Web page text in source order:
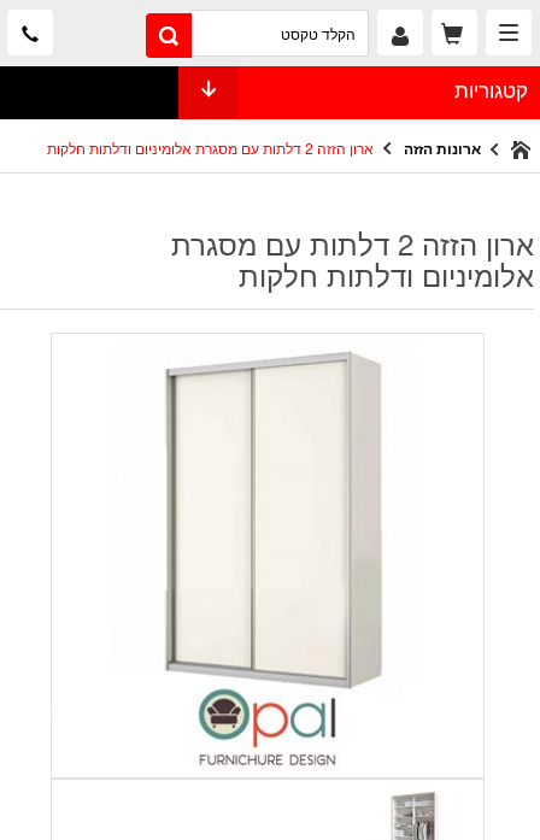
קטגוריות
ארונות הזזה ארון הזזה 2 דלתות עם מסגרת אלומיניום ודלתות חלקות
ארון הזזה 2 דלתות עם מסגרת
אלומיניום ודלתות חלקות